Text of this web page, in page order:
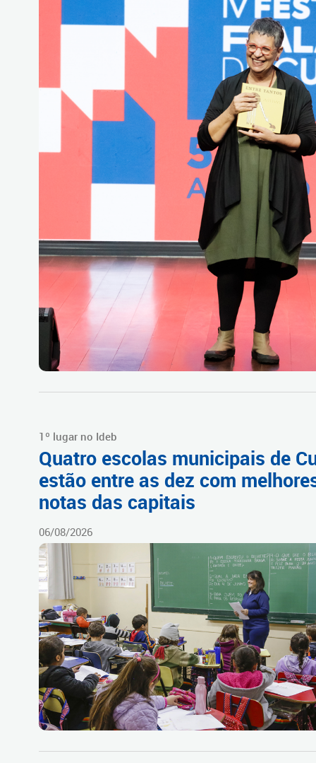
1º lugar no Ideb
Quatro escolas municipais de
estão entre as dez com
notas das capitais
06/08/2026